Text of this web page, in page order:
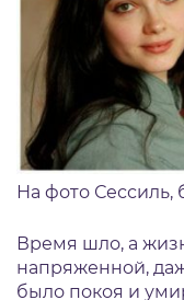
На фото
Время шло, а
напряженной,
было покоя и